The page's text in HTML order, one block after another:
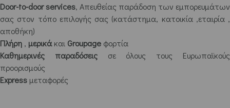
Door-to-door services, Απευθείας παράδοση των εμπορευμάτων
σας στον τόπο επιλογής σας (κατάστημα, κατοικία ,εταιρία ,
αποθήκη)
Πλήρη , μερικάκαι Groupage φορτία
Καθημερινές παραδόσειςσε όλους τους Ευρωπαϊκούς
προορισμούς
Express μεταφορές